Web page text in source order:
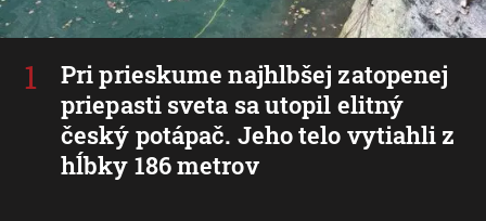
Pri prieskume najhlbšej zatopenej
priepasti sveta sa utopil elitný
český potápač. Jeho telo vytiahli z
hĺbky 186 metrov